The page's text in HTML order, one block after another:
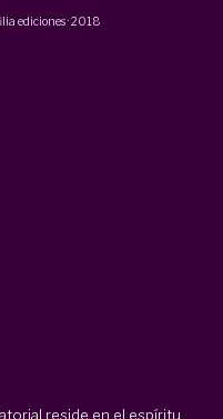
ediciones·2018
reside en el espíritu